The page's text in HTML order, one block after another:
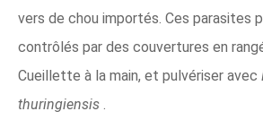
vers de chou importés. Ces parasites
contrôlés par des couvertures en
Cueillette à la main, et pulvériser avec
thuringiensis .